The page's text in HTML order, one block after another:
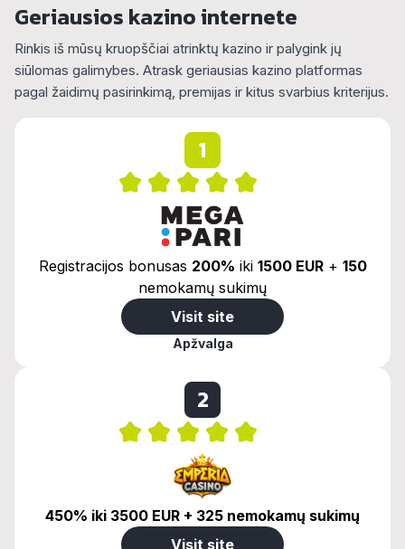
Geriausios kazino internete
Rinkis iš mūsų kruopščiai atrinktų kazino ir palygink jų
siūlomas galimybes. Atrask geriausias kazino platformas
pagal žaidimų pasirinkimą, premijas ir kitus svarbius kriterijus.
1
Registracijos bonusas 200% iki 1500 EUR+ 150
nemokamų sukimų
Visit site
Apžvalga
2
450% iki 3500 EUR + 325 nemokamų sukimų
Visit site